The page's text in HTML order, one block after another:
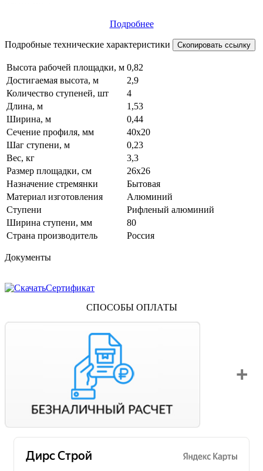
Подробнее
Подробные технические характеристики Скопировать ссылку
Высота рабочей площадки, м 0,82
Достигаемая высота, м
2,9
Количество ступеней, шт
4
Длина, м
1,53
Ширина, м
0,44
Сечение профиля, мм
40х20
Шаг ступени, м
0,23
Вес, кг
3,3
Размер площадки, см
26х26
Назначение стремянки
Бытовая
Материал изготовления
Алюминий
Ступени
Рифленый алюминий
Ширина ступени, мм
80
Страна производитель
Россия
Документы
Сертификат
СПОСОБЫ ОПЛАТЫ
с НДС. Для этого попросите менеджера выставить вам
счет на оплату.